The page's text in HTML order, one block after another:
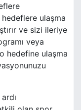
ulaşma
ve sizi ileriye
veya
hedefine ulaşma